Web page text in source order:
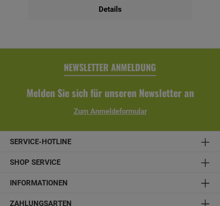
beachten Sie, dass sich die Lieferzeit bei farblicher
Behandlung auf 6 Wochen verlängert. Bausatz inkl.
Details
NEWSLETTER ANMELDUNG
Melden Sie sich für unseren Newsletter an
Zum Anmeldeformular
SERVICE-HOTLINE
SHOP SERVICE
INFORMATIONEN
ZAHLUNGSARTEN